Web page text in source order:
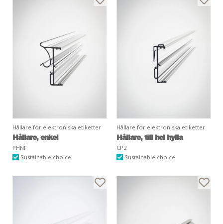
Hållare för elektroniska etiketter
Hållare, enkel
PHNF
Sustainable choice
Hållare för elektroniska etiketter
Hållare, till hel hylla
CP2
Sustainable choice